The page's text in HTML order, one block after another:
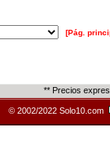
[Pág.
** Precios
© 2002/2022 Solo10.com